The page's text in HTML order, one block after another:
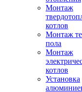
Монтаж
котлов
Монтаж
пола
Монтаж
котлов
Установка